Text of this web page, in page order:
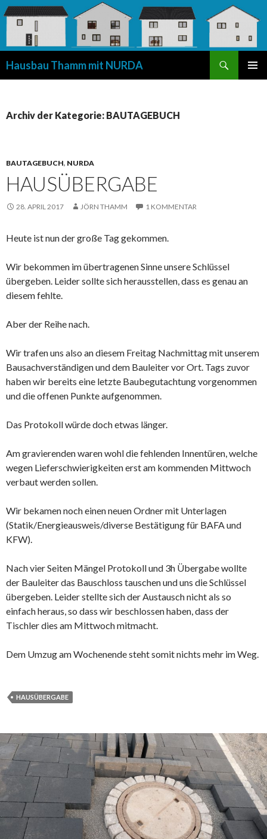
Hausbau Thamm mit NURDA
Archiv der Kategorie: BAUTAGEBUCH
BAUTAGEBUCH, NURDA
HAUSÜBERGABE
28. APRIL 2017 JÖRN THAMM 1 KOMMENTAR
Heute ist nun der große Tag gekommen.
Wir bekommen im übertragenen Sinne unsere Schlüssel
übergeben. Leider sollte sich herausstellen, dass es genau an
diesem fehlte.
Aber der Reihe nach.
Wir trafen uns also an diesem Freitag Nachmittag mit unserem
Bausachverständigen und dem Bauleiter vor Ort. Tags zuvor
haben wir bereits eine letzte Baubegutachtung vorgenommen
und die offenen Punkte aufgenommen.
Das Protokoll würde doch etwas länger.
Am gravierenden waren wohl die fehlenden Innentüren, welche
wegen Lieferschwierigkeiten erst am kommenden Mittwoch
verbaut werden sollen.
Wir bekamen noch einen neuen Ordner mit Unterlagen
(Statik/Energieausweis/diverse Bestätigung für BAFA und
KFW).
Nach vier Seiten Mängel Protokoll und 3h Übergabe wollte
der Bauleiter das Bauschloss tauschen und uns die Schlüssel
übergeben. Leider stellte sich der Austausch nicht als so
einfach heraus, so dass wir beschlossen haben, dass der
Tischler dies am Mittwoch mitmacht.
Dem Umzug am Wochenende steht somit nichts mehr im Weg.
HAUSÜBERGABE